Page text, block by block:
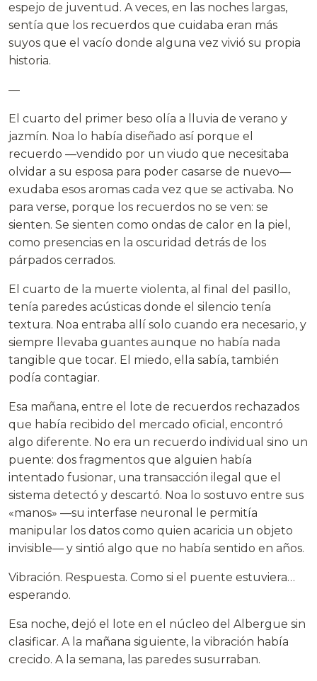
espejo de juventud. A veces, en las noches largas,
sentía que los recuerdos que cuidaba eran más
suyos que el vacío donde alguna vez vivió su propia
historia.
—
El cuarto del primer beso olía a lluvia de verano y
jazmín. Noa lo había diseñado así porque el
recuerdo —vendido por un viudo que necesitaba
olvidar a su esposa para poder casarse de nuevo—
exudaba esos aromas cada vez que se activaba. No
para verse, porque los recuerdos no se ven: se
sienten. Se sienten como ondas de calor en la piel,
como presencias en la oscuridad detrás de los
párpados cerrados.
El cuarto de la muerte violenta, al final del pasillo,
tenía paredes acústicas donde el silencio tenía
textura. Noa entraba allí solo cuando era necesario, y
siempre llevaba guantes aunque no había nada
tangible que tocar. El miedo, ella sabía, también
podía contagiar.
Esa mañana, entre el lote de recuerdos rechazados
que había recibido del mercado oficial, encontró
algo diferente. No era un recuerdo individual sino un
puente: dos fragmentos que alguien había
intentado fusionar, una transacción ilegal que el
sistema detectó y descartó. Noa lo sostuvo entre sus
«manos» —su interfase neuronal le permitía
manipular los datos como quien acaricia un objeto
invisible— y sintió algo que no había sentido en años.
Vibración. Respuesta. Como si el puente estuviera…
esperando.
Esa noche, dejó el lote en el núcleo del Albergue sin
clasificar. A la mañana siguiente, la vibración había
crecido. A la semana, las paredes susurraban.